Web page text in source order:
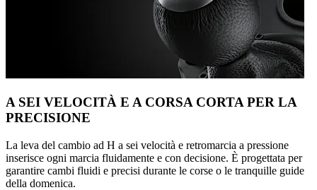
A SEI VELOCITÀ E A CORSA CORTA PER LA
PRECISIONE
La leva del cambio ad H a sei velocità e retromarcia a pressione
inserisce ogni marcia fluidamente e con decisione. È progettata per
garantire cambi fluidi e precisi durante le corse o le tranquille guide
della domenica.